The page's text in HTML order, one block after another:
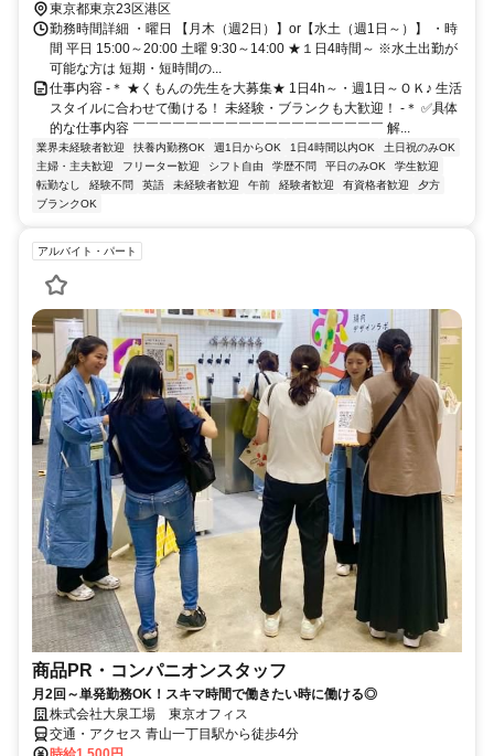
東京都東京23区港区
勤務時間詳細 ・曜日 【月木（週2日）】or【水土（週1日～）】 ・時
間 平日 15:00～20:00 土曜 9:30～14:00 ★１日4時間～ ※水土出勤が
可能な方は 短期・短時間の...
仕事内容 -＊ ★くもんの先生を大募集★ 1日4h～・週1日～ＯＫ♪ 生活
スタイルに合わせて働ける！ 未経験・ブランクも大歓迎！ -＊ ✅具体
的な仕事内容 ￣￣￣￣￣￣￣￣￣￣￣￣￣￣￣￣￣￣￣ 解...
業界未経験者歓迎 扶養内勤務OK 週1日からOK 1日4時間以内OK
土日祝のみOK
主婦・主夫歓迎
フリーター歓迎 シフト自由 学歴不問 平日のみOK
学生歓迎
転勤なし
経験不問 英語 未経験者歓迎 午前 経験者歓迎 有資格者歓迎
夕方
ブランクOK
アルバイト・パート
商品PR・コンパニオンスタッフ
月2回～単発勤務OK！スキマ時間で働きたい時に働ける◎
株式会社大泉工場 東京オフィス
交通・アクセス 青山一丁目駅から徒歩4分